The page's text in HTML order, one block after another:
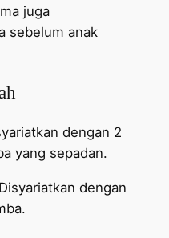
juga
sebelum anak
dengan 2
yang sepadan.
Disyariatkan dengan